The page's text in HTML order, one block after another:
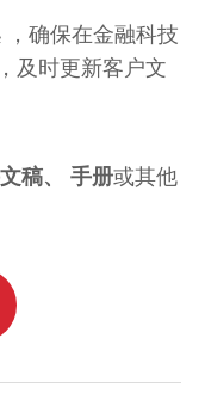
，确保在金融科技
及时更新客户文
稿、 手册或其他